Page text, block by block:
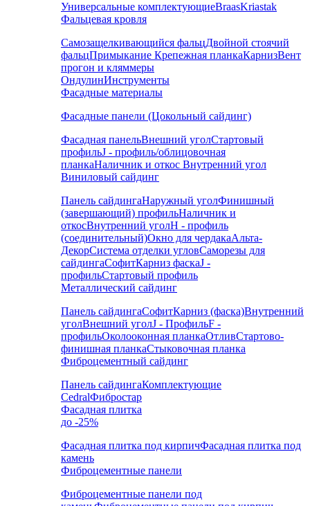
Универсальные комплектующиеBraasKriastak
Фальцевая кровля
Самозащелкивающийся фальцДвойной стоячий
фальцПримыкание Крепежная планкаКарнизВент
прогон и кляммеры
ОндулинИнструменты
Фасадные материалы
Фасадные панели (Цокольный сайдинг)
Фасадная панельВнешний уголСтартовый
профильJ - профиль/облицовочная
планкаНаличник и откос Внутренний угол
Виниловый сайдинг
Панель сайдингаНаружный уголФинишный
(завершающий) профильНаличник и
откосВнутренний уголH - профиль
(соединительный)Окно для чердакаАльта-
ДекорСистема отделки угловСаморезы для
сайдингаСофитКарниз фаскаJ -
профильСтартовый профиль
Металлический сайдинг
Панель сайдингаСофитКарниз (фаска)Внутренний
уголВнешний уголJ - ПрофильF -
профильОколооконная планкаОтливСтартово-
финишная планкаСтыковочная планка
Фиброцементный сайдинг
Панель сайдингаКомплектующие
CedralФибростар
Фасадная плитка
до -25%
Фасадная плитка под кирпичФасадная плитка под
камень
Фиброцементные панели
Фиброцементные панели под